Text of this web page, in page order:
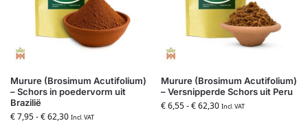
Murure (Brosimum Acutifolium)
– Schors in poedervorm uit
Brazilië
€7,95-€62,30 Incl. VAT
Murure (Brosimum Acutifolium)
– Versnipperde Schors uit Peru
€6,55-€62,30 Incl. VAT